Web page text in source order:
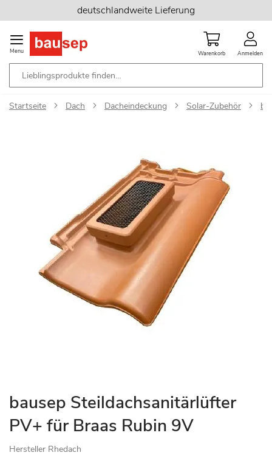
Inhalt
springen
deutschlandweite Lieferung
Menu Warenkorb Anmelden
Startseite Dach Dacheindeckung Solar-Zubehör
Zum
Anfang
der
springen
bausep Steildachsanitärlüfter
PV+ für Braas Rubin 9V
Hersteller Rhedach